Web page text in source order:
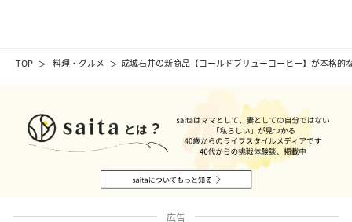
TOP 料理・グルメ 成城石井の新商品【コールドブリューコーヒー】が本格的
広告